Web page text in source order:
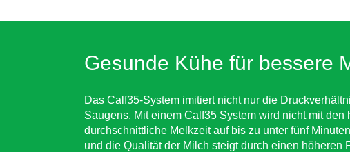
Gesunde Kühe für bessere
Das Calf35-System imitiert nicht nur die
Saugens. Mit einem Calf35 System wird nicht mit
durchschnittliche Melkzeit auf bis zu unter fünf
und die Qualität der Milch steigt durch einen höheren